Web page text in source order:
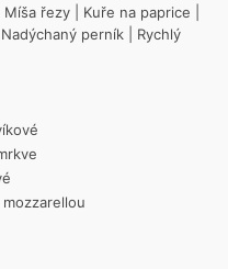
Míša řezy Kuře na paprice
Nadýchaný perník
Rychlý